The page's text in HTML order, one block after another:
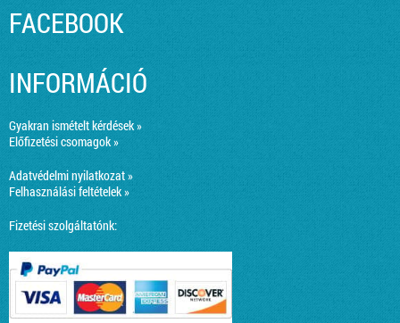
FACEBOOK
INFORMÁCIÓ
Gyakran ismételt kérdések »
Előfizetési csomagok »
Adatvédelmi nyilatkozat »
Felhasználási feltételek »
Fizetési szolgáltatónk: